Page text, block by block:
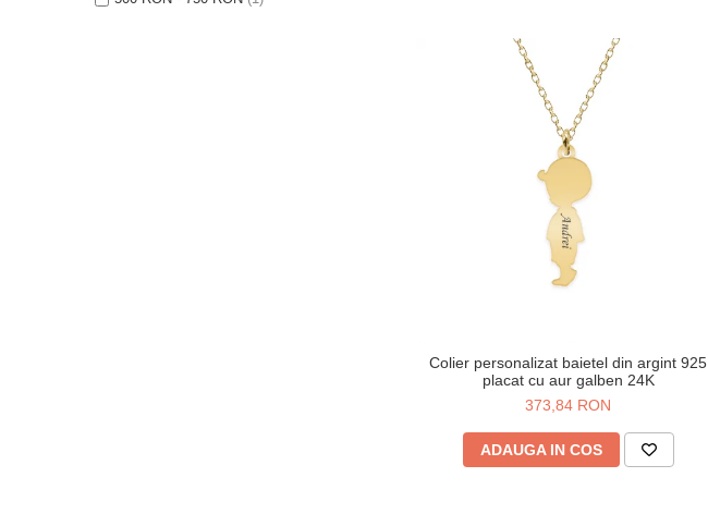
Colier personalizat baietel din argint 925
placat cu aur galben 24K
373,84 RON
ADAUGA IN COS